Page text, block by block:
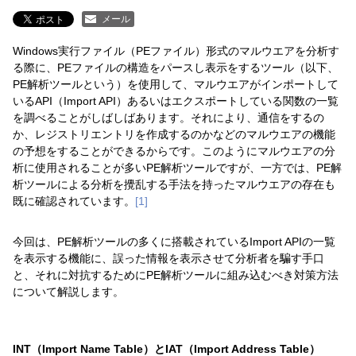
メール
Windows実行ファイル（PEファイル）形式のマルウエアを分析す
る際に、PEファイルの構造をパースし表示をするツール（以下、
PE解析ツールという）を使用して、マルウエアがインポートして
いるAPI（Import API）あるいはエクスポートしている関数の一覧
を調べることがしばしばあります。それにより、通信をするの
か、レジストリエントリを作成するのかなどのマルウエアの機能
の予想をすることができるからです。このようにマルウエアの分
析に使用されることが多いPE解析ツールですが、一方では、PE解
析ツールによる分析を攪乱する手法を持ったマルウエアの存在も
既に確認されています。 [1]
今回は、PE解析ツールの多くに搭載されているImport APIの一覧
を表示する機能に、誤った情報を表示させて分析者を騙す手口
と、それに対抗するためにPE解析ツールに組み込むべき対策方法
について解説します。
INT（Import Name Table）とIAT（Import Address Table）